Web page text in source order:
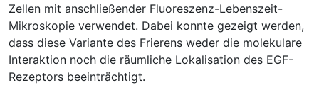
Zellen mit anschließender Fluoreszenz-Lebenszeit-
Mikroskopie verwendet. Dabei konnte gezeigt werden,
dass diese Variante des Frierens weder die molekulare
Interaktion noch die räumliche Lokalisation des EGF-
Rezeptors beeinträchtigt.